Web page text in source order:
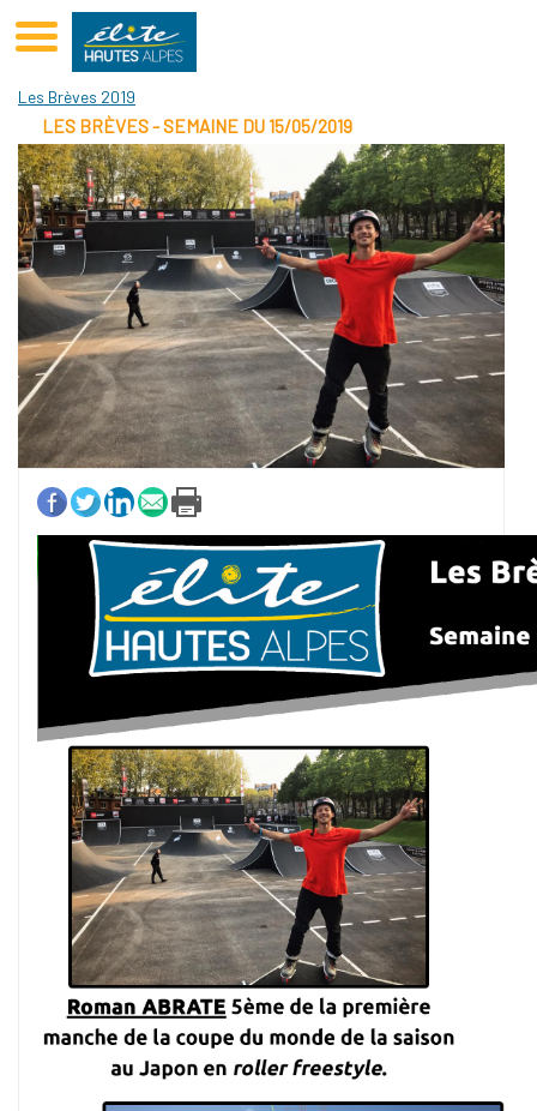
Les Brèves 2019
LES BRÈVES - SEMAINE DU 15/05/2019